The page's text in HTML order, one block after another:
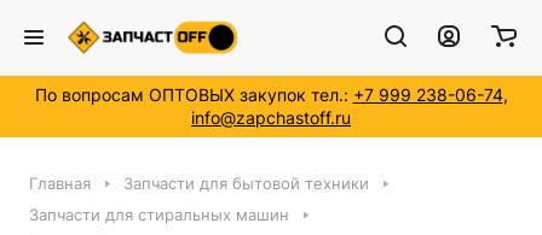
По вопросам ОПТОВЫХ закупок тел.: +7 999 238-06-74,
info@zapchastoff.ru
Главная
Запчасти для бытовой техники
Запчасти для стиральных машин